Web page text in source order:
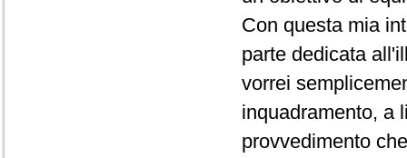
Con questa mia
parte dedicata
vorrei
inquadramento, a
provvedimento